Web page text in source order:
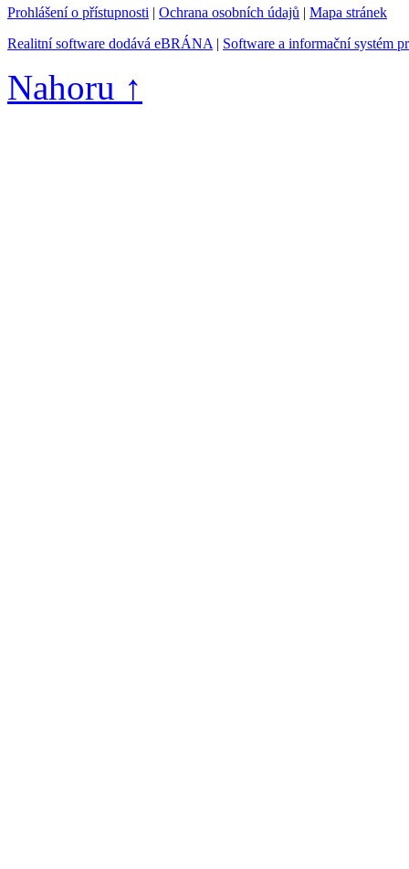
Prohlášení o přístupnosti | Ochrana osobních údajů | Mapa stránek
Realitní software dodává eBRÁNA | Software a informační systém
Nahoru ↑